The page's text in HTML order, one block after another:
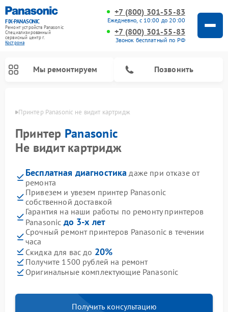
FIX-PANASONIC
Ремонт устройств Panasonic
Специализированный
cервисный центр г.
Кострома
+7 (800) 301-55-83
Ежедневно, с 10:00 до 20:00
+7 (800) 301-55-83
Звонок бесплатный по РФ
Мы ремонтируем Позвонить
Принтер Panasonic не видит картридж
Принтер Panasonic
Не видит картридж
Бесплатная диагностика даже при отказе от
ремонта
Привезем и увезем принтер Panasonic
собственной доставкой
Гарантия на наши работы по ремонту принтеров
Panasonic до 3-х лет
Срочный ремонт принтеров Panasonic в течении
часа
Скидка для вас до 20%
Получите 1500 рублей на ремонт
Оригинальные комплектующие Panasonic
Получить консультацию